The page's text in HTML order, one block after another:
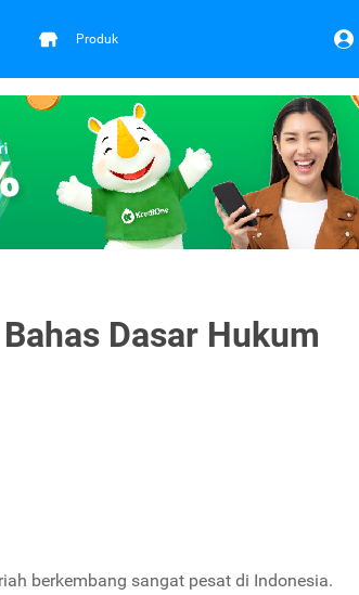
Produk
Dasar Hukum
berkembang sangat pesat di Indonesia.